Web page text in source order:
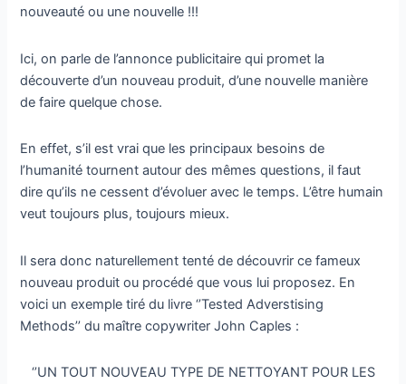
nouveauté ou une nouvelle !!!
Ici, on parle de l’annonce publicitaire qui promet la
découverte d’un nouveau produit, d’une nouvelle manière
de faire quelque chose.
En effet, s’il est vrai que les principaux besoins de
l’humanité tournent autour des mêmes questions, il faut
dire qu’ils ne cessent d’évoluer avec le temps. L’être humain
veut toujours plus, toujours mieux.
Il sera donc naturellement tenté de découvrir ce fameux
nouveau produit ou procédé que vous lui proposez. En
voici un exemple tiré du livre ‘’Tested Adverstising
Methods’’ du maître copywriter John Caples :
‘’UN TOUT NOUVEAU TYPE DE NETTOYANT POUR LES